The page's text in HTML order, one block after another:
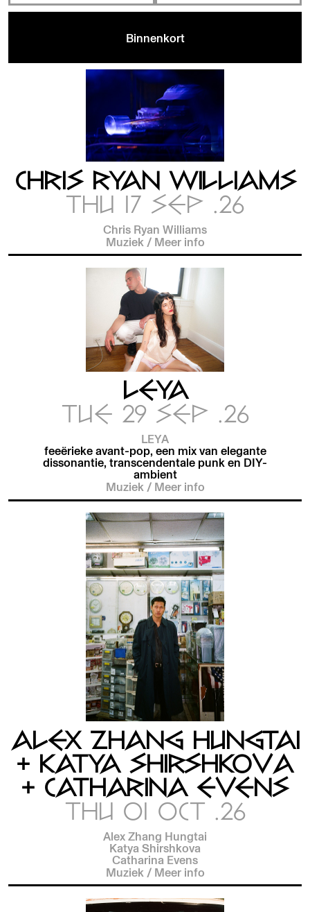
Binnenkort
CHRIS RYAN WILLIAMS
THU 17 SEP .26
Chris Ryan Williams
Muziek /Meer info
LEYA
TUE 29 SEP .26
LEYA
feeërieke avant-pop, een mix van elegante
dissonantie, transcendentale punk en DIY-
ambient
Muziek /Meer info
ALEX ZHANG HUNGTAI
+ KATYA SHIRSHKOVA
+ CATHARINA EVENS
THU 01 OCT .26
Alex Zhang Hungtai
Katya Shirshkova
Catharina Evens
Muziek /Meer info